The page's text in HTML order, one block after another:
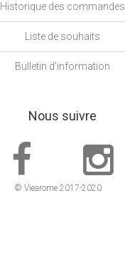
Historique des commandes
Liste de souhaits
Bulletin d'information
Nous suivre
© Viearome 2017-2020